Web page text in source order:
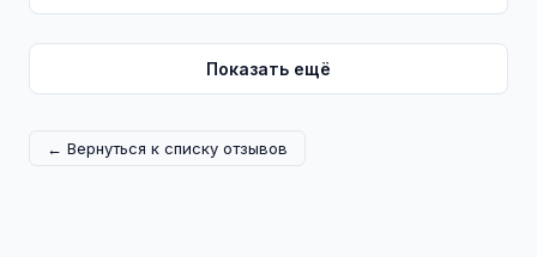
Показать ещё
← Вернуться к списку отзывов